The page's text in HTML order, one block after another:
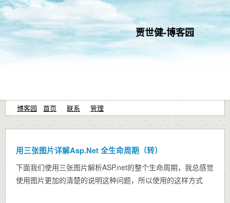
贾世健-博客园
博客园 首页 联系 管理
用三张图片详解Asp.Net 全生命周期（转）
下面我们使用三张图片解析ASP.net的整个生命周期，我总感觉
使用图片更加的清楚的说明这种问题，所以使用的这样方式